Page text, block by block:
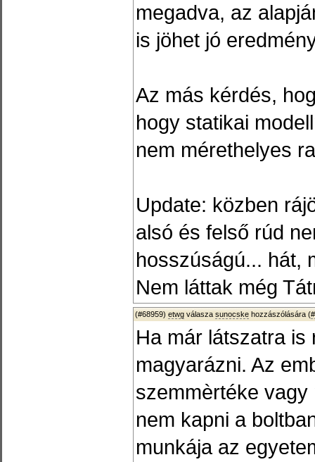
megadva, az
is jöhet jó
Az más kérdés,
hogy statikai
nem mérethelyes
Update: közben
alsó és felső rúd
hosszúságú... hát,
Nem láttak még
(#68959) etwg válasza sunocske hozzászólására (
Ha már látszatra
magyarázni. Az
szemmèrtéke
nem kapni a
munkája az